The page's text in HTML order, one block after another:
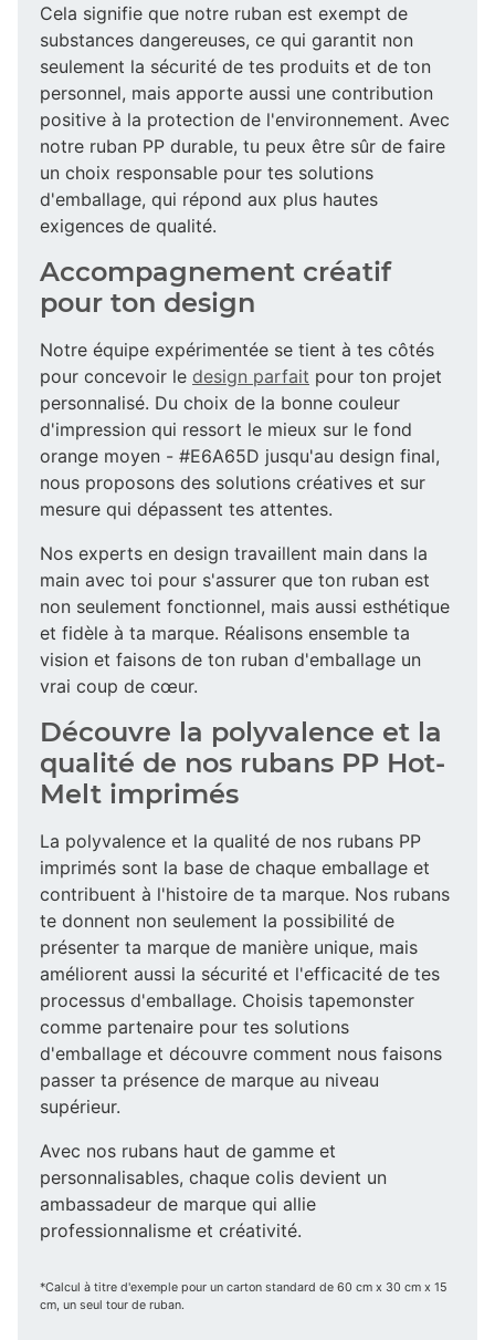
Cela signifie que notre ruban est exempt de
substances dangereuses, ce qui garantit non
seulement la sécurité de tes produits et de ton
personnel, mais apporte aussi une contribution
positive à la protection de l'environnement. Avec
notre ruban PP durable, tu peux être sûr de faire
un choix responsable pour tes solutions
d'emballage, qui répond aux plus hautes
exigences de qualité.
Accompagnement créatif
pour ton design
Notre équipe expérimentée se tient à tes côtés
pour concevoir le design parfait pour ton projet
personnalisé. Du choix de la bonne couleur
d'impression qui ressort le mieux sur le fond
orange moyen - #E6A65D jusqu'au design final,
nous proposons des solutions créatives et sur
mesure qui dépassent tes attentes.
Nos experts en design travaillent main dans la
main avec toi pour s'assurer que ton ruban est
non seulement fonctionnel, mais aussi esthétique
et fidèle à ta marque. Réalisons ensemble ta
vision et faisons de ton ruban d'emballage un
vrai coup de cœur.
Découvre la polyvalence et la
qualité de nos rubans PP Hot-
Melt imprimés
La polyvalence et la qualité de nos rubans PP
imprimés sont la base de chaque emballage et
contribuent à l'histoire de ta marque. Nos rubans
te donnent non seulement la possibilité de
présenter ta marque de manière unique, mais
améliorent aussi la sécurité et l'efficacité de tes
processus d'emballage. Choisis tapemonster
comme partenaire pour tes solutions
d'emballage et découvre comment nous faisons
passer ta présence de marque au niveau
supérieur.
Avec nos rubans haut de gamme et
personnalisables, chaque colis devient un
ambassadeur de marque qui allie
professionnalisme et créativité.
*Calcul à titre d'exemple pour un carton standard de 60 cm x 30 cm x 15
cm, un seul tour de ruban.